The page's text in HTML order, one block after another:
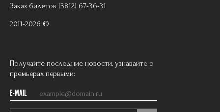
Заказ билетов (3812) 67-36-31
2011-2026 ©
Получайте последние новости, узнавайте о
премьерах первыми:
E-MAIL